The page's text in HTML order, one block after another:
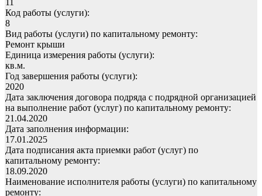
Код работы (услуги):
8
Вид работы (услуги) по капитальному ремонту:
Ремонт крыши
Единица измерения работы (услуги):
кв.м.
Год завершения работы (услуги):
2020
Дата заключения договора подряда с подрядной организацией
на выполнение работ (услуг) по капитальному ремонту:
21.04.2020
Дата заполнения информации:
17.01.2025
Дата подписания акта приемки работ (услуг) по
капитальному ремонту:
18.09.2020
Наименование исполнителя работы (услуги) по капитальному
ремонту: